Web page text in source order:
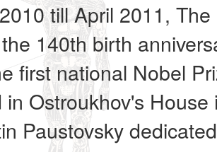
till April 2011,
140th birth
first national Nobel
Ostroukhov's House
Paustovsky